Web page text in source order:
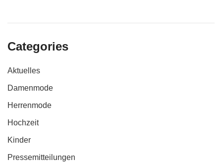
Categories
Aktuelles
Damenmode
Herrenmode
Hochzeit
Kinder
Pressemitteilungen